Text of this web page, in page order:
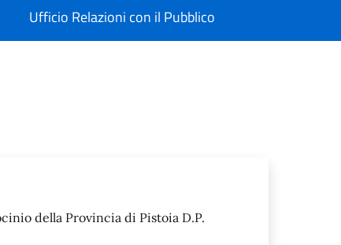
Ufficio Relazioni con il Pubblico
della Provincia di Pistoia D.P.